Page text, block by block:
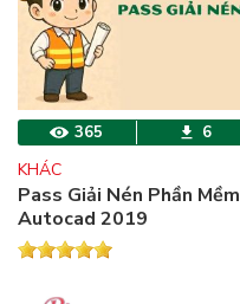
365 6
KHÁC
Pass Giải Nén Phần Mềm
Autocad 2019